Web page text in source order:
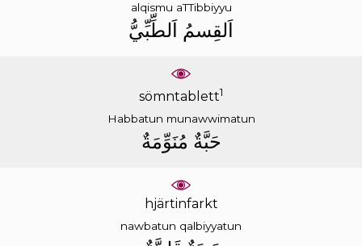
alqismu aTTibbiyyu
ﺍَﻟﻘِﺴﻢُ ﺍَﻟﻄِّﺒِّﻲُّ
sömntablett1
Habbatun munawwimatun
ﺣَﺒَّﺔٌ ﻣُﻨَﻮِّﻣَﺔٌ
hjärtinfarkt
nawbatun qalbiyyatun